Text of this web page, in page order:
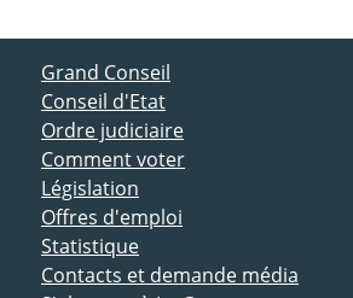
ACCÈS DIRECT
Grand Conseil
Conseil d'Etat
Ordre judiciaire
Comment voter
Législation
Offres d'emploi
Statistique
Contacts et demande média